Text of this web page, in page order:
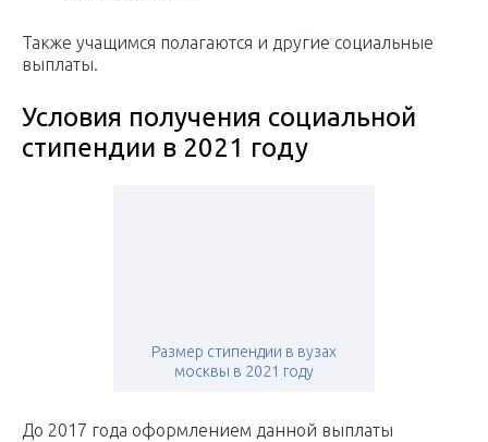
Также учащимся полагаются и другие социальные
выплаты.
Условия получения социальной
стипендии в 2021 году
Размер стипендии в вузах
москвы в 2021 году
До 2017 года оформлением данной выплаты